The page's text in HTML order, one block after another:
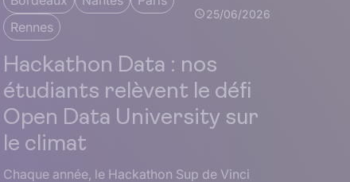
Rennes
25/06/2026
Hackathon Data : nos
étudiants relèvent le défi
Open Data University sur
le climat
Chaque année, le Hackathon Sup de Vinci